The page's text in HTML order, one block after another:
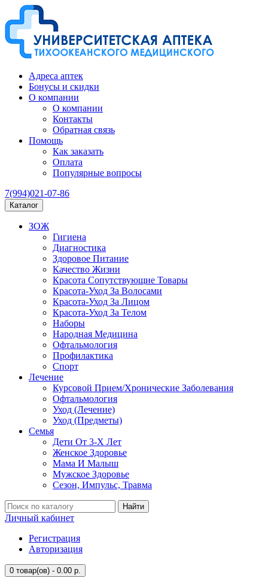
Адреса аптек
Бонусы и скидки
О компании
О компании
Контакты
Обратная связь
Помощь
Как заказать
Оплата
Популярные вопросы
7(994)021-07-86
Каталог
ЗОЖ
Гигиена
Диагностика
Здоровое Питание
Качество Жизни
Красота Сопутствующие Товары
Красота-Уход За Волосами
Красота-Уход За Лицом
Красота-Уход За Телом
Наборы
Народная Медицина
Офтальмология
Профилактика
Спорт
Лечение
Курсовой Прием/Хронические Заболевания
Офтальмология
Уход (Лечение)
Уход (Предметы)
Семья
Дети От 3-Х Лет
Женское Здоровье
Мама И Малыш
Мужское Здоровье
Сезон, Импульс, Травма
Найти
Личный кабинет
Регистрация
Авторизация
0 товар(ов) - 0.00 р.